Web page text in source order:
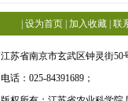
设为首页| 加入收藏| 联
江苏省南京市玄武区钟灵街50
电话：025-84391689；